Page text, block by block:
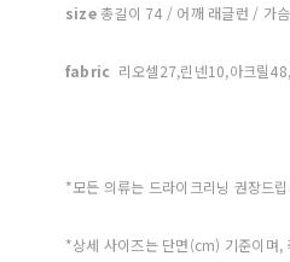
size총길이 74 / 어깨 래글런 / 가
fabric 리오셀27,린넨10,아크릴
*모든 의류는 드라이크리닝 권장드
*상세 사이즈는 단면(cm) 기준이며,